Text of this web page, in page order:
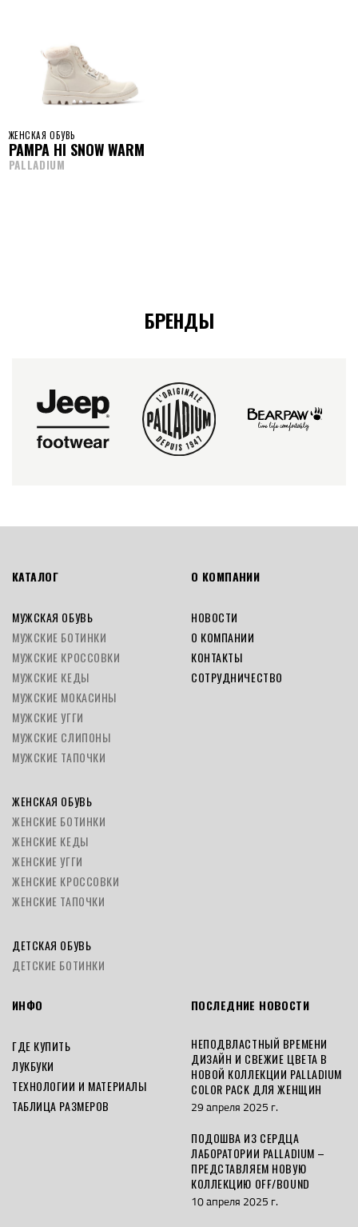
ЖЕНСКАЯ ОБУВЬ
PAMPA HI SNOW WARM
PALLADIUM
БРЕНДЫ
КАТАЛОГ
МУЖСКАЯ ОБУВЬ
МУЖСКИЕ БОТИНКИ
МУЖСКИЕ КРОССОВКИ
МУЖСКИЕ КЕДЫ
МУЖСКИЕ МОКАСИНЫ
МУЖСКИЕ УГГИ
МУЖСКИЕ СЛИПОНЫ
МУЖСКИЕ ТАПОЧКИ
ЖЕНСКАЯ ОБУВЬ
ЖЕНСКИЕ БОТИНКИ
ЖЕНСКИЕ КЕДЫ
ЖЕНСКИЕ УГГИ
ЖЕНСКИЕ КРОССОВКИ
ЖЕНСКИЕ ТАПОЧКИ
ДЕТСКАЯ ОБУВЬ
ДЕТСКИЕ БОТИНКИ
О КОМПАНИИ
НОВОСТИ
О КОМПАНИИ
КОНТАКТЫ
СОТРУДНИЧЕСТВО
ИНФО
ГДЕ КУПИТЬ
ЛУКБУКИ
ТЕХНОЛОГИИ И МАТЕРИАЛЫ
ТАБЛИЦА РАЗМЕРОВ
ПОСЛЕДНИЕ НОВОСТИ
НЕПОДВЛАСТНЫЙ ВРЕМЕНИ
ДИЗАЙН И СВЕЖИЕ ЦВЕТА В
НОВОЙ КОЛЛЕКЦИИ PALLADIUM
COLOR PACK ДЛЯ ЖЕНЩИН
29 апреля 2025 г.
ПОДОШВА ИЗ СЕРДЦА
ЛАБОРАТОРИИ PALLADIUM –
ПРЕДСТАВЛЯЕМ НОВУЮ
КОЛЛЕКЦИЮ OFF/BOUND
10 апреля 2025 г.